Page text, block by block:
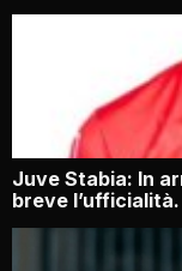
Juve Stabia: In
breve